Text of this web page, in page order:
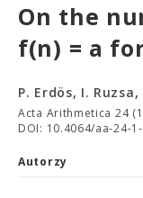
On the
f(n) = a
P. Erdös, I.
Acta Arithmetica 24
DOI: 10.4064/aa-24-
Autorzy